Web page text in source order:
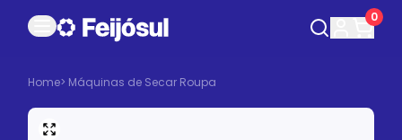
0
Home> Máquinas de Secar Roupa